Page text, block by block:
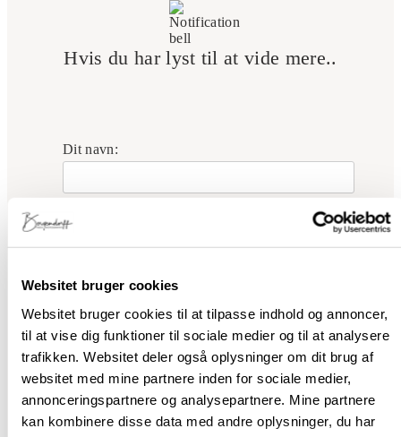
Websitet bruger cookies
Websitet bruger cookies til at tilpasse indhold og annoncer,
til at vise dig funktioner til sociale medier og til at analysere
trafikken. Websitet deler også oplysninger om dit brug af
websitet med mine partnere inden for sociale medier,
annonceringspartnere og analysepartnere. Mine partnere
kan kombinere disse data med andre oplysninger, du har
Hvis du har lyst til at vide mere..
Dit navn:
Ved at tilmelde dig accepterer du, at vi behandler
dine oplysninger i overensstemmelse med vores
privatlivspolitik.